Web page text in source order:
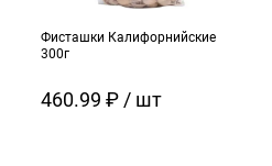
Фисташки Калифорнийские
300г
460.99 ₽ / шт